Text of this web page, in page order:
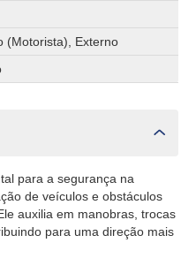
(Motorista), Externo
para a segurança na
de veículos e obstáculos
auxilia em manobras, trocas
para uma direção mais